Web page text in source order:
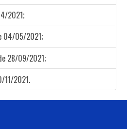
2021;
04/05/2021;
28/09/2021;
11/2021.